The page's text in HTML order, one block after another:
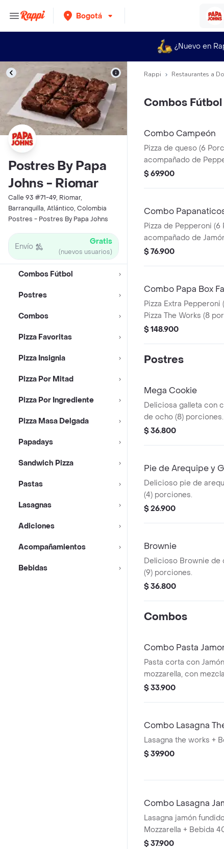
Bogotá
¿Nuevo en
Postres By Papa
Johns - Riomar
Calle 93 #71-49, Riomar,
Barranquilla, Atlántico, Colombia
Postres - Postres By Papa Johns
Envío Gratis
(nuevos usuarios)
Combos Fútbol
Postres
Combos
Pizza Favoritas
Pizza Insignia
Pizza Por Mitad
Pizza Por Ingrediente
Pizza Masa Delgada
Papadays
Sandwich Pizza
Pastas
Lasagnas
Adiciones
Acompañamientos
Bebidas
Rappi Restaurantes a
Combos Fútbol
Combo Campeón
Pizza de queso (6
acompañado de
arequipe rolls y 2 Coca
$ 69.900
Combo
Pizza de Pepperoni (6
acompañado de
chocolate, y 2 Coca
$ 76.900
Combo Papa Box
Pizza Extra
Pizza The Works (8
Antojos y
$ 148.900
Postres
Mega Cookie
Deliciosa galleta con
de ocho (8) porciones.
$ 36.800
Pie de Arequipe y
Delicioso pie de
(4) porciones.
$ 26.900
Brownie
Delicioso Brownie de
(9) porciones.
$ 36.800
Combos
Combo Pasta
Pasta corta con
mozzarella, con
bechamel con
incluye salsa de ajo,
$ 33.900
Combo Lasagna
Lasagna the works +
$ 39.900
Combo Lasagna
Lasagna jamón
Mozzarella + Bebida
$ 37.900